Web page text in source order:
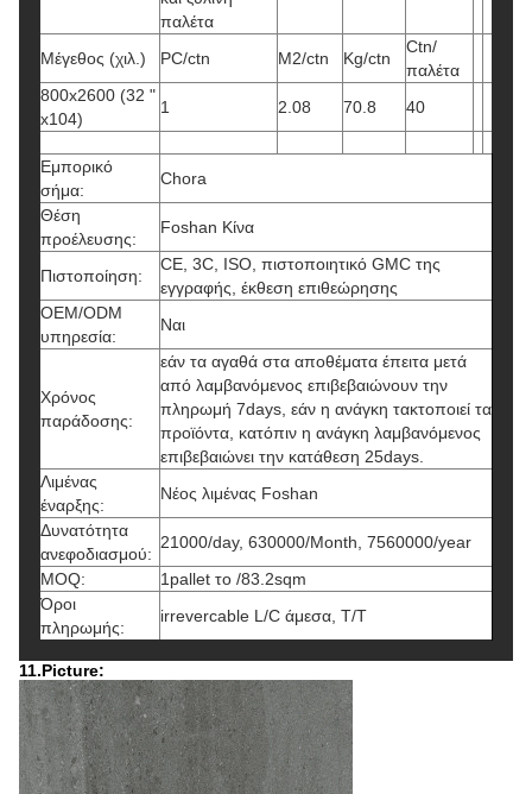
παλέτα
Μέγεθος (χιλ.)
PC/ctn M2/ctn Kg/ctn
Ctn/
παλέτα
800x2600 (32 "
x104)
1 2.08 70.8 40
Εμπορικό
σήμα:
Chora
Θέση
προέλευσης:
Foshan Κίνα
Πιστοποίηση:
CE, 3C, ISO, πιστοποιητικό GMC της
εγγραφής, έκθεση επιθεώρησης
OEM/ODM
υπηρεσία:
Ναι
Χρόνος
παράδοσης:
εάν τα αγαθά στα αποθέματα έπειτα μετά
από λαμβανόμενος επιβεβαιώνουν την
πληρωμή 7days, εάν η ανάγκη τακτοποιεί τα
προϊόντα, κατόπιν η ανάγκη λαμβανόμενος
επιβεβαιώνει την κατάθεση 25days.
Λιμένας
έναρξης:
Νέος λιμένας Foshan
Δυνατότητα
ανεφοδιασμού:
21000/day, 630000/Month, 7560000/year
MOQ:
1pallet το /83.2sqm
Όροι
πληρωμής:
irrevercable L/C άμεσα, T/T
11.Picture: